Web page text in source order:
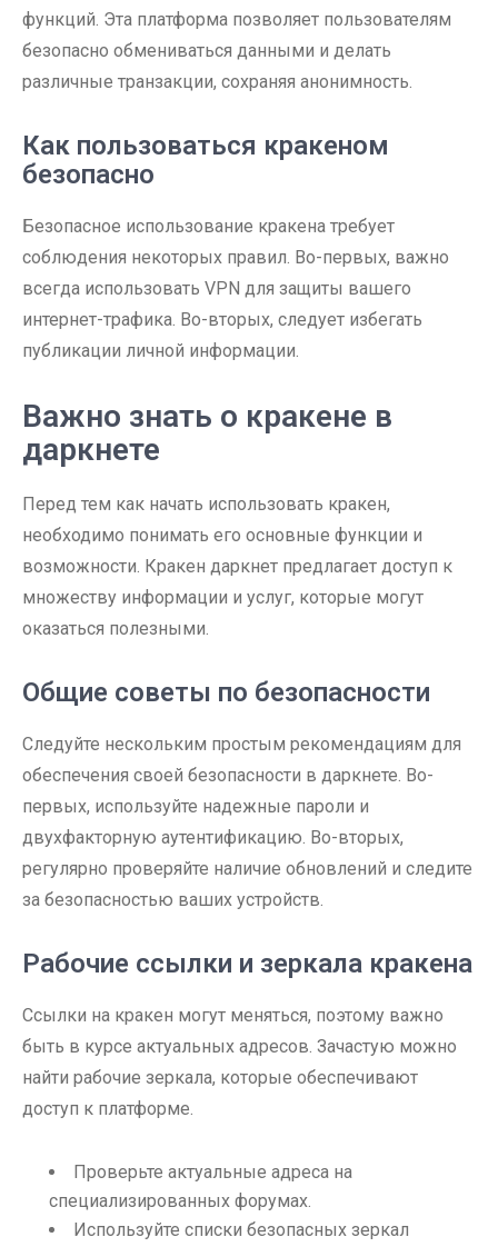
функций. Эта платформа позволяет пользователям
безопасно обмениваться данными и делать
различные транзакции, сохраняя анонимность.
Как пользоваться кракеном
безопасно
Безопасное использование кракена требует
соблюдения некоторых правил. Во-первых, важно
всегда использовать VPN для защиты вашего
интернет-трафика. Во-вторых, следует избегать
публикации личной информации.
Важно знать о кракене в
даркнете
Перед тем как начать использовать кракен,
необходимо понимать его основные функции и
возможности. Кракен даркнет предлагает доступ к
множеству информации и услуг, которые могут
оказаться полезными.
Общие советы по безопасности
Следуйте нескольким простым рекомендациям для
обеспечения своей безопасности в даркнете. Во-
первых, используйте надежные пароли и
двухфакторную аутентификацию. Во-вторых,
регулярно проверяйте наличие обновлений и следите
за безопасностью ваших устройств.
Рабочие ссылки и зеркала кракена
Ссылки на кракен могут меняться, поэтому важно
быть в курсе актуальных адресов. Зачастую можно
найти рабочие зеркала, которые обеспечивают
доступ к платформе.
Проверьте актуальные адреса на
специализированных форумах.
Используйте списки безопасных зеркал